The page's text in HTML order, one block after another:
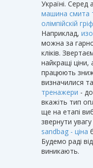
Україні.
машина смита
олімпійскій гріф
Наприклад,
можна за
кліків.
найкращі ціни,
працюють
визначилися
тренажери -
вкажіть тип
ще на етапі
звернути
sandbag - ціна
Будемо раді
виникають.